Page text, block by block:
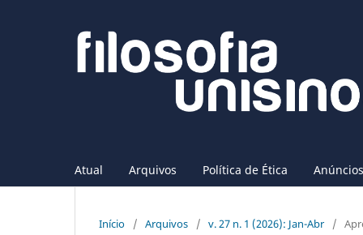
Atual Arquivos Política de Ética Anúncios
Início / Arquivos / v. 27 n. 1 (2026): Jan-Abr /